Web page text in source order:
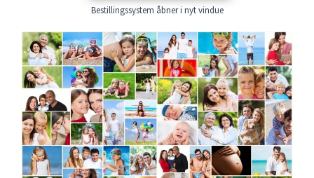
Bestillingssystem åbner i nyt vindue